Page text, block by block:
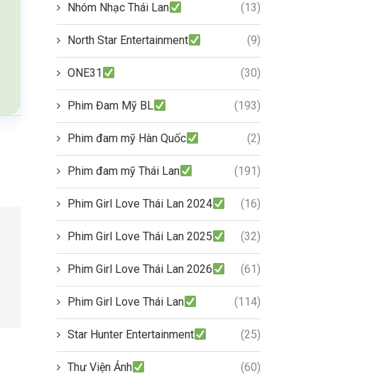
Nhóm Nhạc Thái Lan (13)
North Star Entertainment (9)
ONE31 (30)
Phim Đam Mỹ BL (193)
Phim đam mỹ Hàn Quốc (2)
Phim đam mỹ Thái Lan (191)
Phim Girl Love Thái Lan 2024 (16)
Phim Girl Love Thái Lan 2025 (32)
Phim Girl Love Thái Lan 2026 (61)
Phim Girl Love Thái Lan (114)
Star Hunter Entertainment (25)
Thư Viện Ảnh (60)